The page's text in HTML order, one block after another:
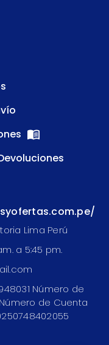
Lima Perú
a 5:45 pm.
Número de
de Cuenta